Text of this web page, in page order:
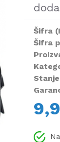
Šifra
Šifra